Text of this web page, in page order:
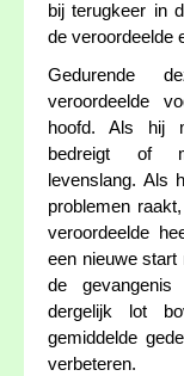
bij terugkeer in
de veroordeelde
Gedurende
veroordeelde
hoofd. Als hij
bedreigt of
levenslang. Als
problemen
veroordeelde
een nieuwe
de
dergelijk lot
gemiddelde
verbeteren.